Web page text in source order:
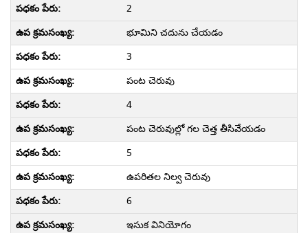
2
భూమిని చదును చేయడం
3
పంట చెరువు
4
పంట చెరువుల్లో గల చెత్త తీసివేయడం
5
ఉపరితల నిల్వ చెరువు
6
ఇసుక వినియోగం